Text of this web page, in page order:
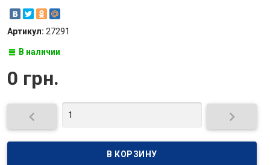
Артикул: 27291
В наличии
0 грн.
 